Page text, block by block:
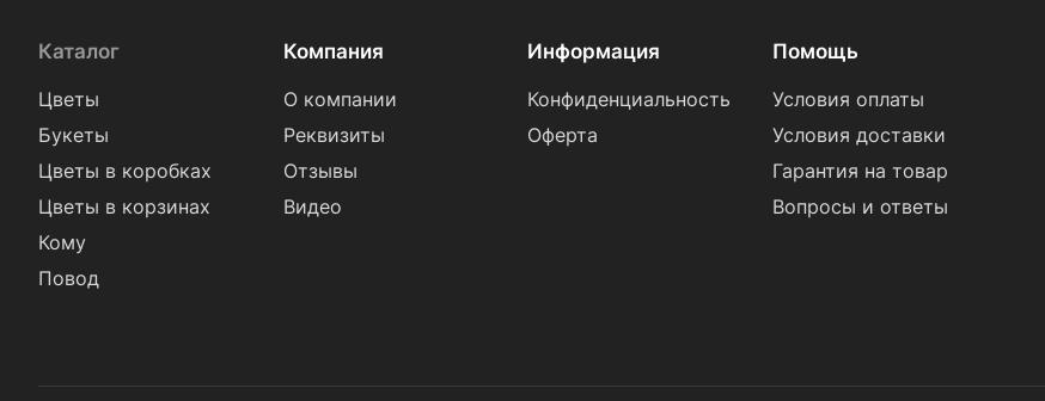
Каталог
Цветы
Букеты
Цветы в коробках
Цветы в корзинах
Кому
Повод
Компания
О компании
Реквизиты
Отзывы
Видео
Информация
Конфиденциальность
Оферта
Помощь
Условия оплаты
Условия доставки
Гарантия на товар
Вопросы и ответы